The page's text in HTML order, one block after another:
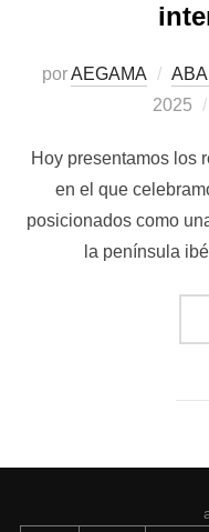
porAEGAMA
2025
Hoy presentamos los
en el que
posicionados como
la península